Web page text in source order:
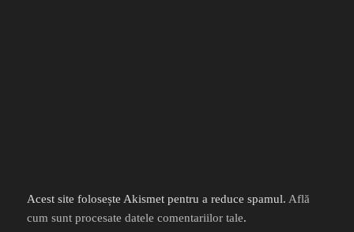
Acest site folosește Akismet pentru a reduce spamul. Află
cum sunt procesate datele comentariilor tale.